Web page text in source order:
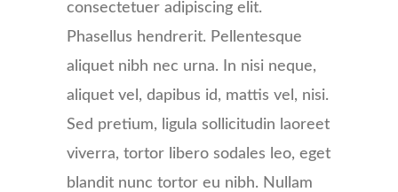
consectetuer adipiscing elit.
Phasellus hendrerit. Pellentesque
aliquet nibh nec urna. In nisi neque,
aliquet vel, dapibus id, mattis vel, nisi.
Sed pretium, ligula sollicitudin laoreet
viverra, tortor libero sodales leo, eget
blandit nunc tortor eu nibh. Nullam